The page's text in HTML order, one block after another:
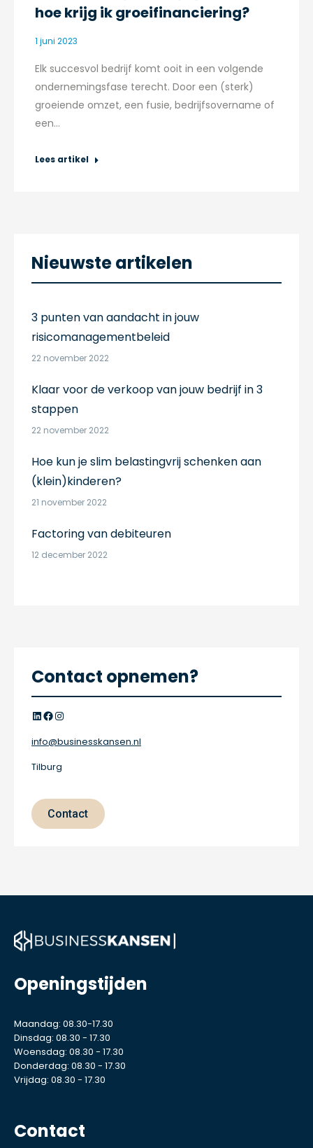
hoe krijg ik groeifinanciering?
1 juni 2023
Elk succesvol bedrijf komt ooit in een volgende
ondernemingsfase terecht. Door een (sterk)
groeiende omzet, een fusie, bedrijfsovername of
een…
Lees artikel
Nieuwste artikelen
3 punten van aandacht in jouw
risicomanagementbeleid
22 november 2022
Klaar voor de verkoop van jouw bedrijf in 3
stappen
22 november 2022
Hoe kun je slim belastingvrij schenken aan
(klein)kinderen?
21 november 2022
Factoring van debiteuren
12 december 2022
Contact opnemen?
LinkedIn Facebook Instagram
info@businesskansen.nl
Tilburg
Contact
Openingstijden
Maandag: 08.30-17.30
Dinsdag: 08.30 - 17.30
Woensdag: 08.30 - 17.30
Donderdag: 08.30 - 17.30
Vrijdag: 08.30 - 17.30
Contact